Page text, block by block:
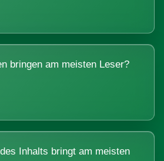
bringen am meisten Leser?
Inhalts bringt am meisten